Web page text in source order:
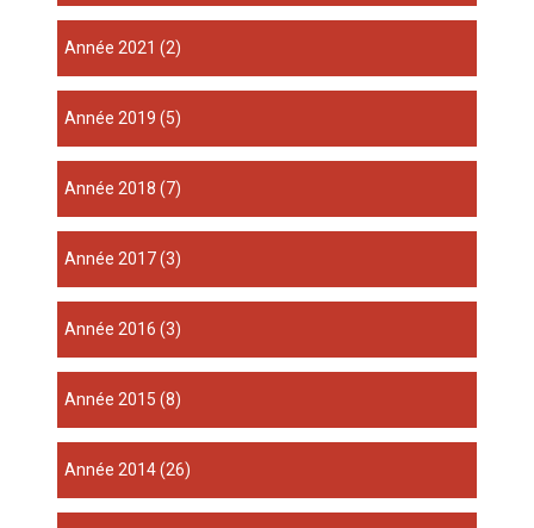
année 2021 (2)
année 2019 (5)
année 2018 (7)
année 2017(3)
année 2016 (3)
année 2015 (8)
année 2014(26)